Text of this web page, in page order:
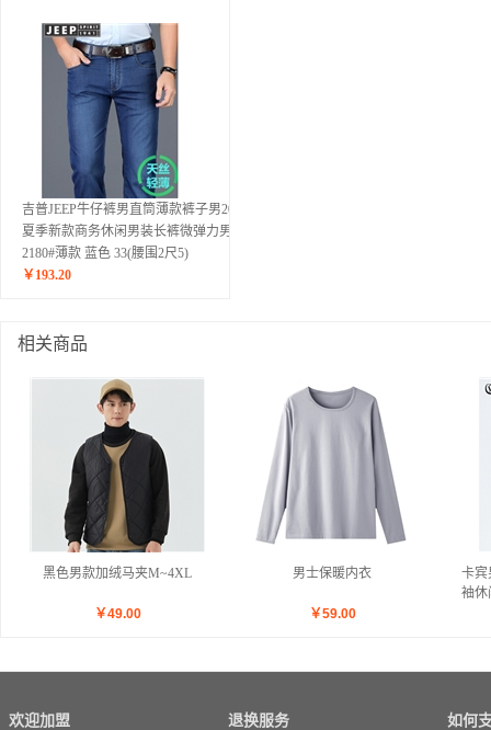
吉普JEEP牛仔裤男直筒薄款裤子男2020
夏季新款商务休闲男装长裤微弹力男裤
2180#薄款 蓝色 33(腰围2尺5)
￥ 193.20
相关商品
黑色男款加绒马夹M~4XL
￥49.00
男士保暖内衣
￥59.00
卡宾
袖休
欢迎加盟
退换服务
如何